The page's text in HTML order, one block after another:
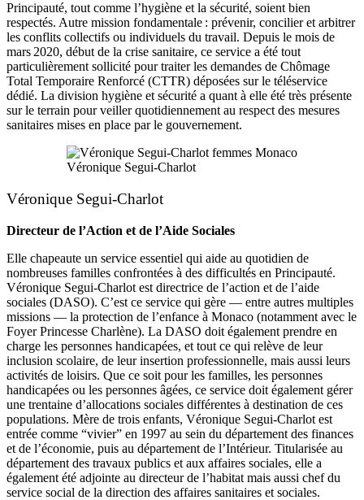
Principauté, tout comme l’hygiène et la sécurité, soient bien
respectés. Autre mission fondamentale : prévenir, concilier et arbitrer
les conflits collectifs ou individuels du travail. Depuis le mois de
mars 2020, début de la crise sanitaire, ce service a été tout
particulièrement sollicité pour traiter les demandes de Chômage
Total Temporaire Renforcé (CTTR) déposées sur le téléservice
dédié. La division hygiène et sécurité a quant à elle été très présente
sur le terrain pour veiller quotidiennement au respect des mesures
sanitaires mises en place par le gouvernement.
Véronique Segui-Charlot
Véronique Segui-Charlot
Directeur de l’Action et de l’Aide Sociales
Elle chapeaute un service essentiel qui aide au quotidien de
nombreuses familles confrontées à des difficultés en Principauté.
Véronique Segui-Charlot est directrice de l’action et de l’aide
sociales (DASO). C’est ce service qui gère — entre autres multiples
missions — la protection de l’enfance à Monaco (notamment avec le
Foyer Princesse Charlène). La DASO doit également prendre en
charge les personnes handicapées, et tout ce qui relève de leur
inclusion scolaire, de leur insertion professionnelle, mais aussi leurs
activités de loisirs. Que ce soit pour les familles, les personnes
handicapées ou les personnes âgées, ce service doit également gérer
une trentaine d’allocations sociales différentes à destination de ces
populations. Mère de trois enfants, Véronique Segui-Charlot est
entrée comme “vivier” en 1997 au sein du département des finances
et de l’économie, puis au département de l’Intérieur. Titularisée au
département des travaux publics et aux affaires sociales, elle a
également été adjointe au directeur de l’habitat mais aussi chef du
service social de la direction des affaires sanitaires et sociales.